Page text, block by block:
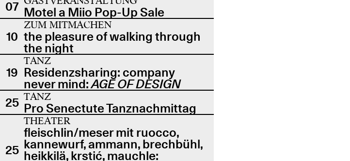
07 Motel a Miio Pop-Up Sale
10
ZUM MITMACHEN
the pleasure of walking through
the night
19
TANZ
Residenzsharing: company
never mind:AGE OF DESIGN
25 TANZ
Pro Senectute Tanznachmittag
25
THEATER
fleischlin/meser mit ruocco,
kannewurf, ammann, brechbühl,
heikkilä, krstić, mauchle: